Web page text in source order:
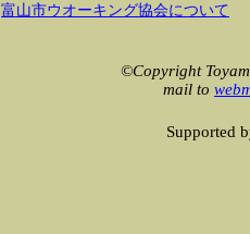
富山市ウオーキング協会について
©Copyright
mail to
Supported